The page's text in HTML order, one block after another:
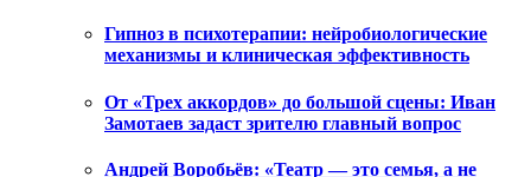
Гипноз в психотерапии: нейробиологические
механизмы и клиническая эффективность
От «Трех аккордов» до большой сцены: Иван
Замотаев задаст зрителю главный вопрос
Андрей Воробьёв: «Театр — это семья, а не